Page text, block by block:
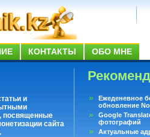
КОНТАКТЫ ОБО МНЕ
и
посвященные
сайта
Ежеденевное
обновление
Google
фотографий
Актуальные